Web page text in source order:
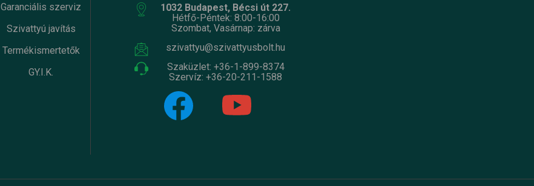
Garanciális szerviz
Szivattyú javítás
Termékismertetők
GY.I.K.
1032 Budapest, Bécsi út 227.
Hétfő-Péntek: 8:00-16:00
Szombat, Vasárnap: zárva
szivattyu@szivattyusbolt.hu
Szaküzlet: +36-1-899-8374
Szervíz: +36-20-211-1588